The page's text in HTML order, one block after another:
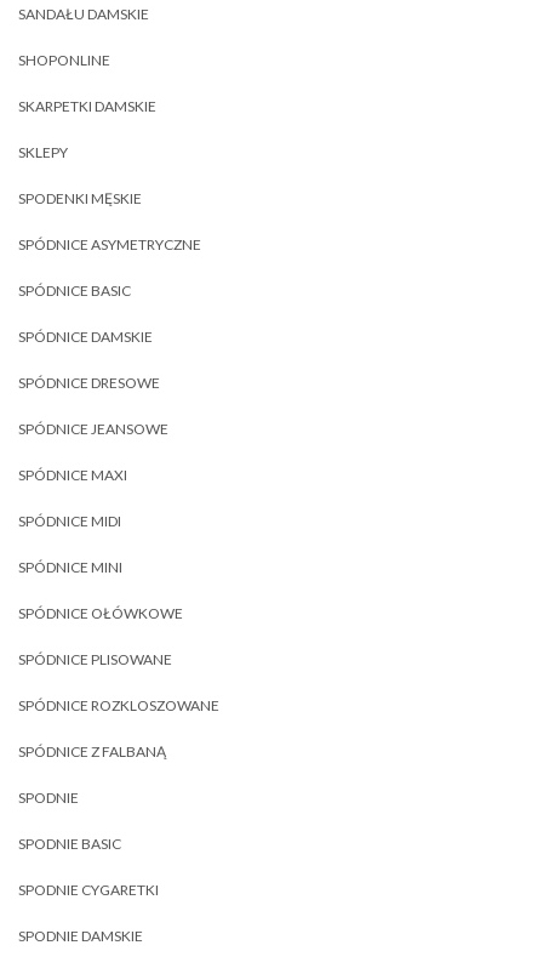
SANDAŁU DAMSKIE
SHOPONLINE
SKARPETKI DAMSKIE
SKLEPY
SPODENKI MĘSKIE
SPÓDNICE ASYMETRYCZNE
SPÓDNICE BASIC
SPÓDNICE DAMSKIE
SPÓDNICE DRESOWE
SPÓDNICE JEANSOWE
SPÓDNICE MAXI
SPÓDNICE MIDI
SPÓDNICE MINI
SPÓDNICE OŁÓWKOWE
SPÓDNICE PLISOWANE
SPÓDNICE ROZKLOSZOWANE
SPÓDNICE Z FALBANĄ
SPODNIE
SPODNIE BASIC
SPODNIE CYGARETKI
SPODNIE DAMSKIE